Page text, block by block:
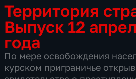
Территория
Выпуск 12
года
По мере освобождения
курском приграничье